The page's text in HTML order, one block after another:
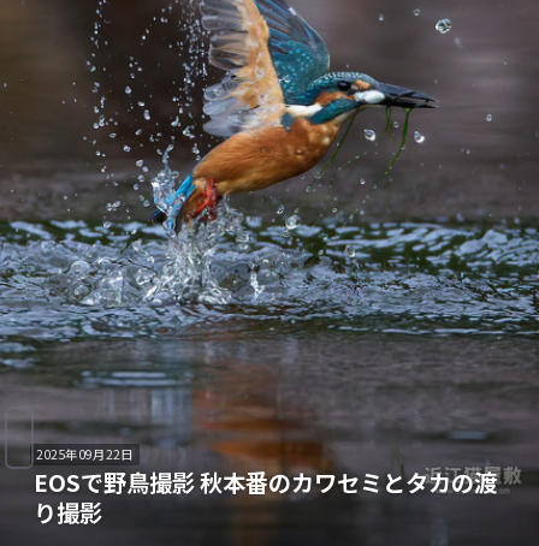
2025年09月22日
EOSで野鳥撮影 秋本番のカワセミとタカの渡
り撮影